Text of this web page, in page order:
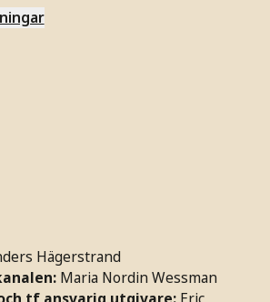
Hägerstrand
Maria Nordin Wessman